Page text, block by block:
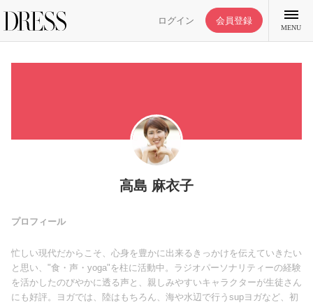
ログイン 会員登録
MENU
ライフスタイル
ファッション
恋愛/結婚/離婚
高島 麻衣子
プロフィール
忙しい現代だからこそ、心身を豊かに出来るきっかけを伝えていきたい
と思い、"食・声・yoga"を柱に活動中。ラジオパーソナリティーの経験
を活かしたのびやかに透る声と、親しみやすいキャラクターが生徒さん
にも好評。ヨガでは、陸はもちろん、海や水辺で行うsupヨガなど、初